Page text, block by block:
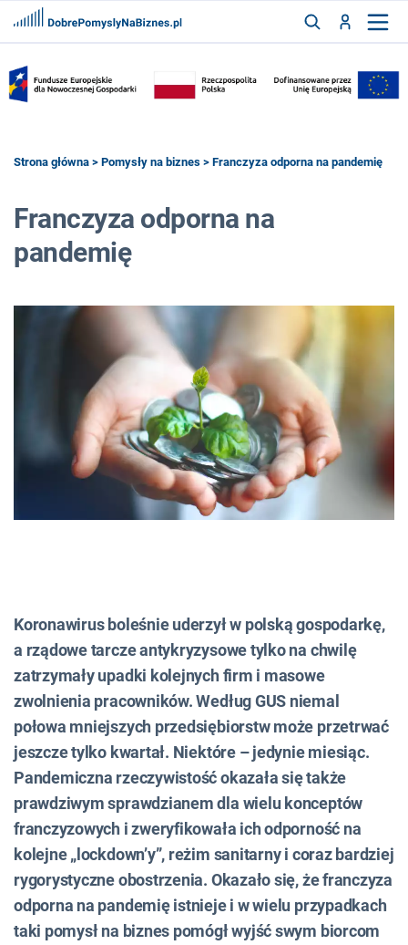
ZALOGUJ
FRANCZYZY
Strona główna > Pomysły na biznes > Franczyza odporna na pandemię
Franczyza odporna na
pandemię
Koronawirus boleśnie uderzył w polską gospodarkę,
a rządowe tarcze antykryzysowe tylko na chwilę
zatrzymały upadki kolejnych firm i masowe
zwolnienia pracowników. Według GUS niemal
połowa mniejszych przedsiębiorstw może przetrwać
jeszcze tylko kwartał. Niektóre – jedynie miesiąc.
Pandemiczna rzeczywistość okazała się także
prawdziwym sprawdzianem dla wielu konceptów
franczyzowych i zweryfikowała ich odporność na
kolejne „lockdown’y”, reżim sanitarny i coraz bardziej
rygorystyczne obostrzenia. Okazało się, że franczyza
odporna na pandemię istnieje i w wielu przypadkach
taki pomysł na biznes pomógł wyjść swym biorcom